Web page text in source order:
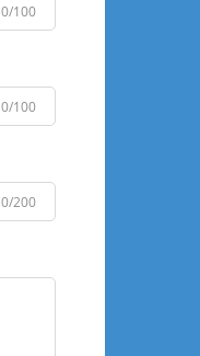
0/100
0/100
0/200